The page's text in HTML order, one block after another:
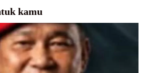
kamu